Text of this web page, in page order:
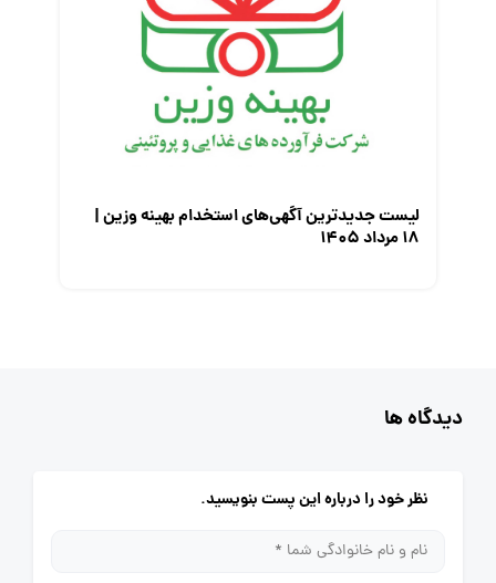
لیست جدیدترین آگهی‌های استخدام بهینه وزین |
۱۸ مرداد ۱۴۰۵
دیدگاه ها
نظر خود را درباره این پست بنویسید.